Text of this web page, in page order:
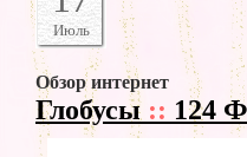
Июль
Обзор интернет
Глобусы :: 124